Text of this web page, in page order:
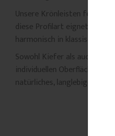
Unsere Krönleisten fertigen
diese Profilart eignet.
harmonisch in klassische
Sowohl Kiefer als auch
individuellen
natürliches, langlebiges und